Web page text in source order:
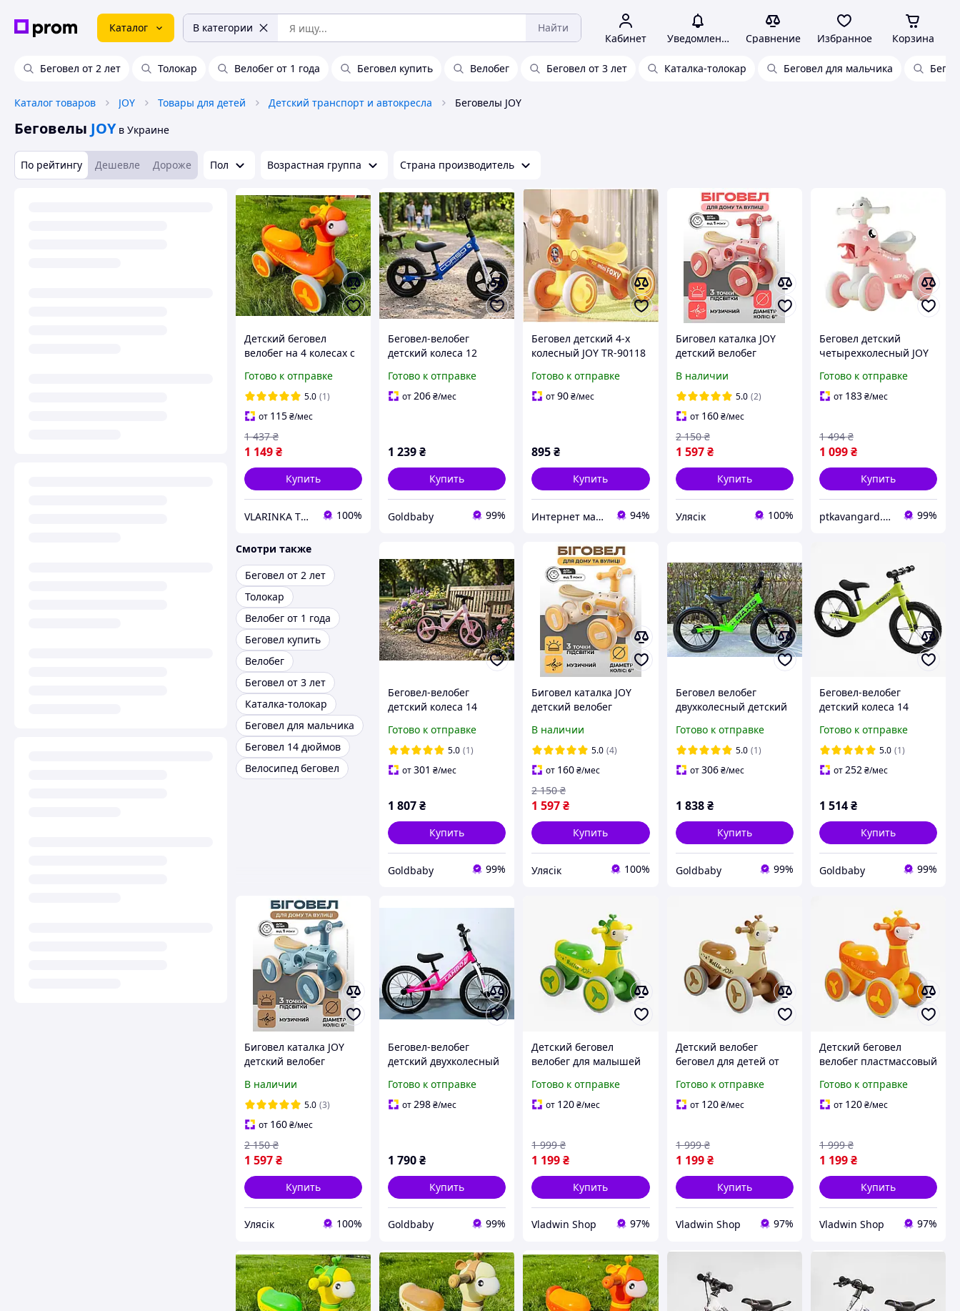
Каталог В категории Найти
Кабинет Уведомления Сравнение Избранное Корзина
Беговел от 2 лет Толокар Велобег от 1 года Беговел купить Велобег Беговел от 3 лет Каталка-толокар Беговел для мальчика
Каталог товаров JOY Товары для детей Детский транспорт и автокресла Беговелы JOY
Беговелы JOY в Украине
По рейтингу Дешевле Дороже Пол Возрастная группа Страна производитель
Детский беговел
велобег на 4 колесах с
мелодиями
Готово к отправке
5.0 (1)
от 115₴/мес
1 149₴
1 437 ₴
Купить
VLARINKA TOYS 100%
Беговел-велобег
детский колеса 12
синий для мальчика
Corso Sprint (SQ-16559)
Готово к отправке
от206₴/мес
1 239₴
Купить
Goldbaby 99%
Беговел детский 4-х
колесный JOY TR-90118
музыка, световые
эффекты
Готово к отправке
от90₴/мес
895₴
Купить
Интернет магазин детских товаров Sophie-shop 94%
Биговел каталка JOY
детский велобег
детей на 4 колеса PU
подсветка с музыкой
светом розовый
В наличии
5.0 (2)
от 160 ₴/мес
1 597 ₴
2 150 ₴
Купить
Улясік 100%
Беговел детский
четырехколесный JOY
рама пластик,
музыка+свет розовый
Готово к отправке
от 183₴/мес
1 099₴
1 494 ₴
Купить
ptkavangard.com.ua 99%
Смотри также
Беговел от 2 лет
Толокар
Велобег от 1 года
Беговел купить
Велобег
Беговел от 3 лет
Каталка-толокар
Беговел для мальчика
Беговел 14 дюймов
Велосипед беговел
Беговел-велобег
детский колеса 14
нейлоновая рама с
амортизатором,
розовый для девочки
Corso (S-96074)
Готово к отправке
5.0 (1)
от301 ₴/мес
1 807₴
Купить
Goldbaby 99%
Биговел каталка JOY
детский велобег
детей на 4 колеса PU
подсветка с музыкой
светом бежевый
В наличии
5.0 (4)
от 160₴/мес
1 597₴
2 150 ₴
Купить
Улясік 100%
Беговел велобег
двухколесный детский
дюймов "CORSO
MAXIS" MX-80144
Готово к отправке
5.0 (1)
от306 ₴/мес
1 838 ₴
Купить
Goldbaby 99%
Беговел-велобег
детский колеса 14
салатовый Corso (D-
2215-45)
Готово к отправке
5.0 (1)
от252₴/мес
1 514₴
Купить
Goldbaby 99%
Биговел каталка JOY
детский велобег
детей на 4 колеса PU
подсветка с музыкой
светом синий
В наличии
5.0 (3)
от 160₴/мес
1 597₴
2 150 ₴
Купить
Улясік 100%
Беговел-велобег
детский двухколесный
(надувные) с ручным
тормозом Corso Lambo
Готово к отправке
от298₴/мес
1 790₴
Купить
Goldbaby 99%
Детский беговел
велобег для малышей
пластмассовый с
подсветкой и
Готово к отправке
от 120₴/мес
1 199₴
1 999 ₴
Купить
Vladwin Shop 97%
Детский велобег
беговел для детей от
четырехколесный с
подсветкой и песнями
Готово к отправке
от 120 ₴/мес
1 199 ₴
1 999 ₴
Купить
Vladwin Shop 97%
Детский беговел
велобег пластмассовый
детей с подсветкой и
мелодиями на
Готово к отправке
от 120₴/мес
1 199₴
1 999 ₴
Купить
Vladwin Shop 97%